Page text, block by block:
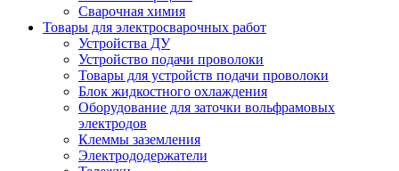
Сварочная химия
Товары для электросварочных работ
Устройства ДУ
Устройство подачи проволоки
Товары для устройств подачи проволоки
Блок жидкостного охлаждения
Оборудование для заточки вольфрамовых
электродов
Клеммы заземления
Электрододержатели